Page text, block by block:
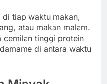
di tiap waktu makan,
atau makan malam.
cemilan tinggi protein
di antara waktu